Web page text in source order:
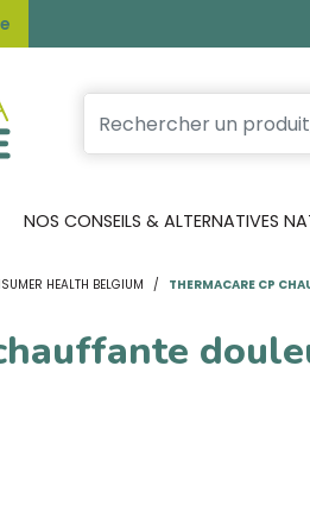
NOS CONSEILS & ALTERNATIVES
HEALTH BELGIUM THERMACARE CP